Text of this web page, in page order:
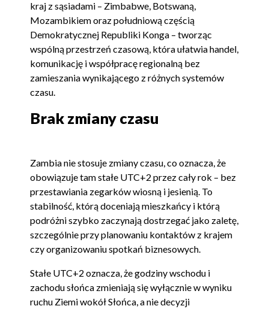
kraj z sąsiadami – Zimbabwe, Botswaną,
Mozambikiem oraz południową częścią
Demokratycznej Republiki Konga – tworząc
wspólną przestrzeń czasową, która ułatwia handel,
komunikację i współpracę regionalną bez
zamieszania wynikającego z różnych systemów
czasu.
Brak zmiany czasu
Zambia nie stosuje zmiany czasu, co oznacza, że
obowiązuje tam stałe UTC+2 przez cały rok – bez
przestawiania zegarków wiosną i jesienią. To
stabilność, którą doceniają mieszkańcy i którą
podróżni szybko zaczynają dostrzegać jako zaletę,
szczególnie przy planowaniu kontaktów z krajem
czy organizowaniu spotkań biznesowych.
Stałe UTC+2 oznacza, że godziny wschodu i
zachodu słońca zmieniają się wyłącznie w wyniku
ruchu Ziemi wokół Słońca, a nie decyzji